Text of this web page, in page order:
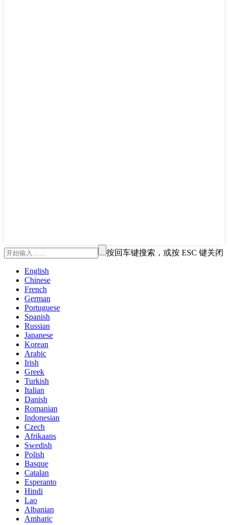
按回车键搜索，或按 ESC 键关闭
English
Chinese
French
German
Portuguese
Spanish
Russian
Japanese
Korean
Arabic
Irish
Greek
Turkish
Italian
Danish
Romanian
Indonesian
Czech
Afrikaans
Swedish
Polish
Basque
Catalan
Esperanto
Hindi
Lao
Albanian
Amharic